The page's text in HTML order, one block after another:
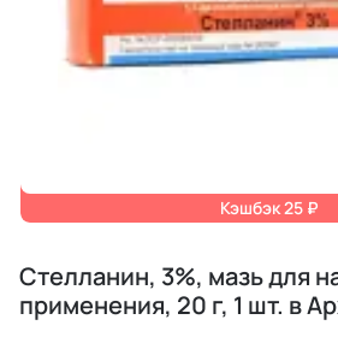
Кэшбэк 25 ₽
Стелланин, 3%, мазь для
применения, 20 г, 1 шт. в